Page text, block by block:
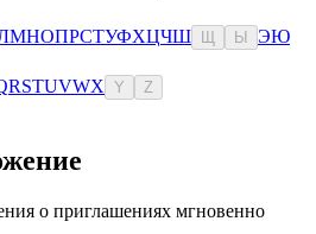
МНОПРСТУФХЦЧШ Ы ЭЮ
RSTUVWX Y Z
о приглашениях мгновенно